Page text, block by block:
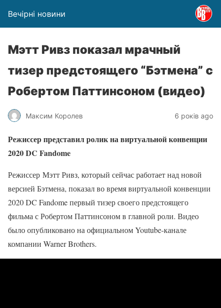
Вечірні новини
Мэтт Ривз показал мрачный
тизер предстоящего “Бэтмена” с
Робертом Паттинсоном (видео)
Максим Королев 6 років ago
Режиссер представил ролик на виртуальной конвенции
2020 DC Fandome
Режиссер Мэтт Ривз, который сейчас работает над новой
версией Бэтмена, показал во время виртуальной конвенции
2020 DC Fandome первый тизер своего предстоящего
фильма с Робертом Паттинсоном в главной роли. Видео
было опубликовано на официальном Youtube-канале
компании Warner Brothers.